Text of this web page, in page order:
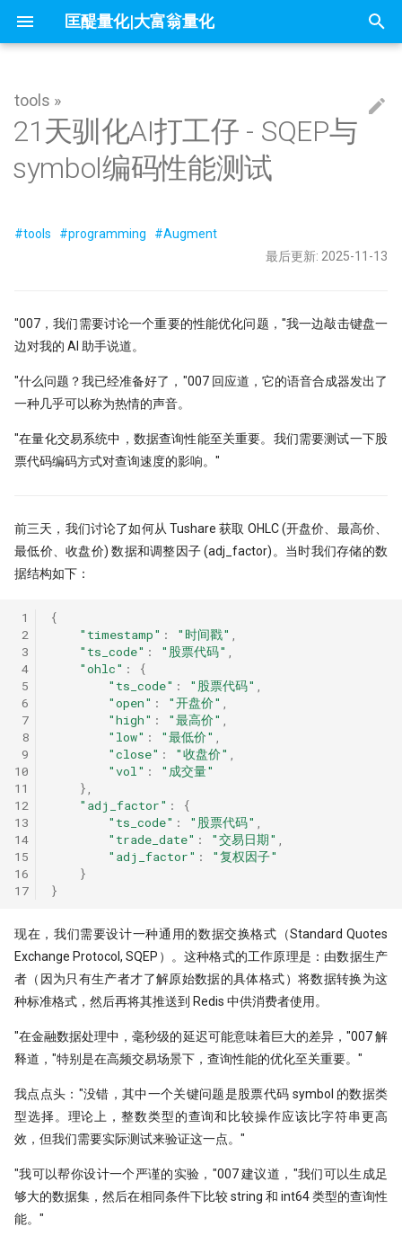
匡醍量化|大富翁量化
在
初
擎
因子投资与机器学习策略 简介
课程大纲
量化二十四课
简介
课程大纲
简介
课程大纲
mldp
why stop loss is so bad
烛台密码 三角形整理如何提示玄机
用HDBSCAN聚类算法选股是否有效
hdbscan 聚类算法扫描配对交易 速
度提升99倍
KS Test, 广义双曲分布和抄底沪指
蒙特卡洛：看似很高端的技术，其实
样本外测试之外，我们还有哪些过拟
合检测方法？
基于深度学习的量化策略如何实现归
一化？
量化面试神题：圆上随机点的概率陷
阱
PDF is all you need(2)
PDF is all you need(3)
虎口夺食：量化交易中高频率、低风
2024已过一半，千禧年发布了这道脑
筯急转弯
一个散户自学量化的 20 个月
种思路
用大白话讲清楚，哪种更适合金融量化
Tushare 和 东财还没商量好
带你读论文：PCA、离散小波和
XGBoost构建交易策略
60天，怎么搭起自己的量化学习
Dropout：给温室里的AI断水断
它才能在实盘中活下来
如何设计一个能活过黄金黑天鹅
残差连接：深度学习成功的关键
一个很强的股票智能分析系统
TCN 番外：回测高胜率与实盘失
为什么我们需要因果卷积？
不小心杀入了量化赛道，现在该怎么
办？
没能上热搜，但卡尼曼值得我们纪念
的重要性？
金融/计量专业，硕士论文怎么确定
研究课题？
高薪金领都用啥编程语言？SQL、
Python领航，附排名！
反抗者的崛起！Fawce 和
Quantopian 的量化之路
牛人太多：小市值因子之父，毕业论
文被大佬狂怼
Successfully starting a career in
quant research
金融行业买方与卖方：利润与稳定性
的背后逻辑
硕士在读，如何才能入行量化交易
月亮和Pandas - Wes Mckinney的传
奇故事
找校友！起底百亿私募创始人
追随美的指引-纪念西蒙斯
1赔10！中证1000应该这样抄底
交割日魔咒？
基于 XGBoost 的组合策略基本框架
鳄鱼线，让趋势成为你的朋友
第42个因子:年化17.6%，15年累计10
倍
如果模型预测准确率超过85%，这台
印钞机应该值多少马内？
ESG评分多空投资策略：买ESG评分
高的公司真的能赚钱吗？（附分层回
测通用代码）
当交易员用上火箭科学！波和导数检
测出艾略特浪、双顶及及因子构建
量化交易中的遗传算法
量化股票投资起手式
指数增强之
指数成份股信息挖掘
羊群效应及其因子化
球队和硬币因子
圣杯依然闪耀
节前迎来揪心一幕！谁来告诉我，A
股现在有没有低估？
涨到溢出！PEPE告诉我，大盘还能涨
几多？
Alphalens 因子分析 - 以低换手率因
子为例(1)
你在同花顺上的每一次点击，都
成了做空信号
问薪无愧！
自学量化大纲有这75页就够了
全球Windows机器蓝屏，作为量化
人，我的检讨来了
DeepSeek只是挖了个坑，还不是掘
当我在星巴克连上家里的服务器，
量子飞跃：汇丰银行债券交易可能成
为华尔街未来
机器的觉醒！人工智能风云激荡70年
[0728] QuanTide Weekly
[0811] QuanTide Weekly
[0818] QuanTide Weekly
[0825] QuanTide Weekly
[0901] QuanTide Weekly
[0908] QuanTide Weekly
[0915] QuanTide Weekly
[0922] QuanTide Weekly
[0929] QuanTide Weekly
[1013] QuanTide Weekly
[1020] QuanTide Weekly
[1027] QuanTide Weekly
[1103] QuanTide Weekly
逻辑的量化
该开始装Skills了
量化投资黑话：深度解析“因子”及其
核心逻辑
『译研报03』Z变换改造均线，一个
12年前的策略为何仍能跑赢大盘？
『译研报04』 年化25%的策略到底有
Kronos
谚到量化因子的工程化落地
谚到量化因子的工程化落地
把研报『翻译』成代码，80%的工作
只廖廖数行，但很惊艳的代码
为什么量化人应该使用duckdb？
10 月 24 日，庆祝码农节！Python 刚
提速100倍！QMT复权因子高效算法
2024年，免费博客赚钱方案
一些和颜色相关的网站
Barra风险模型构建完全指南
1. SQEP-BAR-DAY 日线场景下的数据
交换格式
1.1. 字段定义
2.2. 生成 stock_data 数据
2.2.1. 生成股票和指数代码
2.2.2. 生成ST股票列表
2.2.4. 生成交易日
2.3. Redis 生产者：把数据推送到
2.4. Redis 消费者：从 Redis 队列
中读取数据并写入 clickhouse 数
据库
2.4.1. 处理一个批次的数据
2.4.2. 把 Redis 队列中的数据存
入 stock_data 表中
2.5. stock_data_with_int 表格的创
建
2.6. 检查两张表格，确保测试前的
数据是严谨公平的
2.6.2. 数据量对比
2.6.4. 排序键对比
2.6.6. 表引擎对比
2.6.7. 综合对比
2.7. 性能测试
2.8. 性能测试报告
量化新基建(三) - FastHTML：Python
全栈开发的终极答案
The Battle for a New Dawn
2026量化新基建(二) - sqlite 与
除了编程，量化人还能怎么用AI？
Augment Remote Agent: 有了本地
Agent，为什么你还需要Remote
readme
『Moonshot is all you need』 01 - 5
分钟上手极简量化回测框架
用tushare玩转月线回测：复权与本
研报复现之如何正确筛选『连续两年
Moonshot is all you need - 红利策略
01 introduction 这是你的量化母语
大富翁安装指南
大富翁数据维护
实盘交易接口
Python高效编程实践指南 01 为什么要学 Python
02 编程开发环境
06 10 倍速！高效编码
09 持续集成
量化人的 numpy&pandas
01 - 这是你的量化母语
02 - Numpy核心语法[1]
06 - Numpy核心语法[5]
09 - Numpy应用案例[2]
12 - Pandas核心语法[2]
19 - Pandas应用案例[2]
Dash-用Python也能做网页
量化策略中如何进行缩放和归一
Follow Us
tools »
21天驯化AI打工仔 - SQEP与
symbol编码性能测试
#tools #programming #Augment
最后更新: 2025-11-13
"007，我们需要讨论一个重要的性能优化问题，"我一边敲击键盘一
边对我的 AI 助手说道。
"什么问题？我已经准备好了，"007 回应道，它的语音合成器发出了
一种几乎可以称为热情的声音。
"在量化交易系统中，数据查询性能至关重要。我们需要测试一下股
票代码编码方式对查询速度的影响。"
前三天，我们讨论了如何从 Tushare 获取 OHLC (开盘价、最高价、
最低价、收盘价) 数据和调整因子 (adj_factor)。当时我们存储的数
据结构如下：
1
2
3
4
5
6
7
8
9
10
11
12
13
14
15
16
17
{
"timestamp" : "时间戳"
"ts_code" : "股票代码"
"ohlc" :
{
"ts_code" : "股票代码"
"open" : "开盘价"
"high" : "最高价"
"low" : "最低价"
"close" : "收盘价"
"vol" :
"成交量"
},
"adj_factor" :
{
"ts_code" : "股票代码"
"trade_date" : "交易日期"
"adj_factor" :
"复权因子"
}
}
现在，我们需要设计一种通用的数据交换格式（Standard Quotes
Exchange Protocol, SQEP）。这种格式的工作原理是：由数据生产
者（因为只有生产者才了解原始数据的具体格式）将数据转换为这
种标准格式，然后再将其推送到 Redis 中供消费者使用。
"在金融数据处理中，毫秒级的延迟可能意味着巨大的差异，"007 解
释道，"特别是在高频交易场景下，查询性能的优化至关重要。"
我点点头："没错，其中一个关键问题是股票代码 symbol 的数据类
型选择。理论上，整数类型的查询和比较操作应该比字符串更高
效，但我们需要实际测试来验证这一点。"
"我可以帮你设计一个严谨的实验，"007 建议道，"我们可以生成足
够大的数据集，然后在相同条件下比较 string 和 int64 类型的查询性
能。"